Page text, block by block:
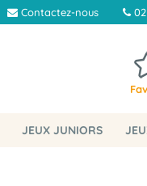
Contactez-nous
JEUX JUNIORS